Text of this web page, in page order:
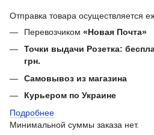
Отправка товара осуществляется
Перевозчиком «Новая Почта»
Точки выдачи Розетка:
грн.
Самовывоз из магазина
Курьером по Украине
Подробнее
Минимальной суммы заказа нет.